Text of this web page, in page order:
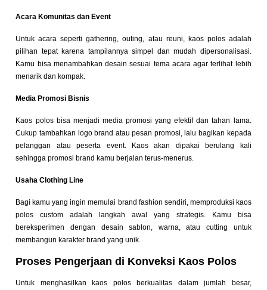
Acara Komunitas dan Event
Untuk acara seperti gathering, outing, atau reuni, kaos polos adalah
pilihan tepat karena tampilannya simpel dan mudah dipersonalisasi.
Kamu bisa menambahkan desain sesuai tema acara agar terlihat lebih
menarik dan kompak.
Media Promosi Bisnis
Kaos polos bisa menjadi media promosi yang efektif dan tahan lama.
Cukup tambahkan logo brand atau pesan promosi, lalu bagikan kepada
pelanggan atau peserta event. Kaos akan dipakai berulang kali
sehingga promosi brand kamu berjalan terus-menerus.
Usaha Clothing Line
Bagi kamu yang ingin memulai brand fashion sendiri, memproduksi kaos
polos custom adalah langkah awal yang strategis. Kamu bisa
bereksperimen dengan desain sablon, warna, atau cutting untuk
membangun karakter brand yang unik.
Proses Pengerjaan di Konveksi Kaos Polos
Untuk menghasilkan kaos polos berkualitas dalam jumlah besar,